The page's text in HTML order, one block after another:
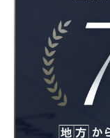
English